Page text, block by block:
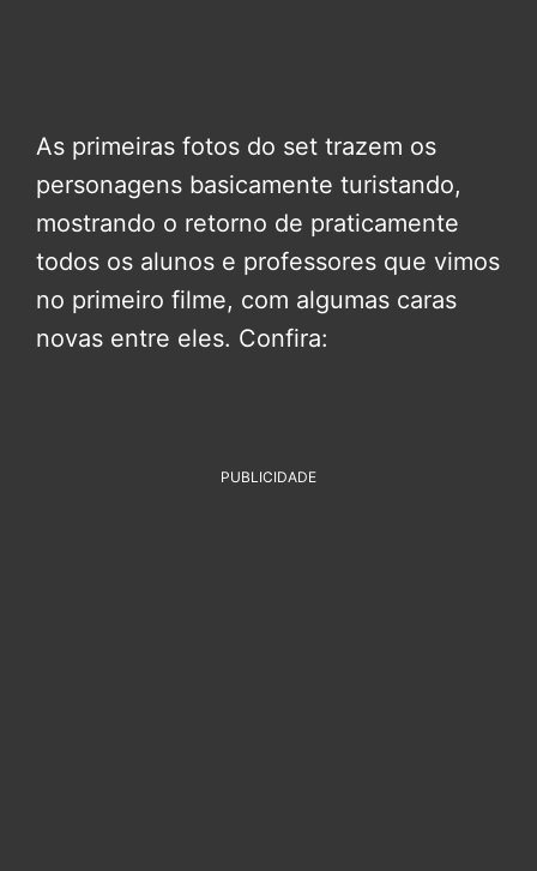
As primeiras fotos do set trazem os
personagens basicamente turistando,
mostrando o retorno de praticamente
todos os alunos e professores que vimos
no primeiro filme, com algumas caras
novas entre eles. Confira:
PUBLICIDADE